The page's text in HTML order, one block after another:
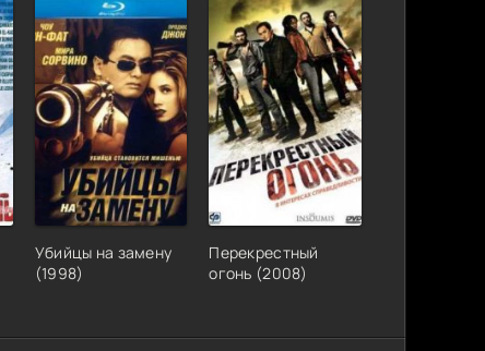
Размер: 2.18 GB Скачать
от
Размер: 744.91 MB Скачать
Размер: 7.88 GB Скачать
Размер: 61.78 MB
Размер: 4.35 GB Скачать
Убийцы на замену
(1998)
Перекрестный
огонь (2008)